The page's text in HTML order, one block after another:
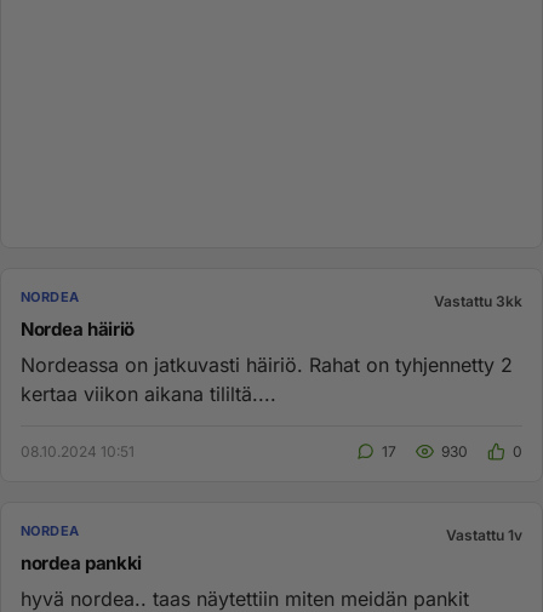
NORDEA Vastattu 3kk
Nordea häiriö
Nordeassa on jatkuvasti häiriö. Rahat on tyhjennetty 2
kertaa viikon aikana tililtä....
08.10.2024 10:51 17 930 0
NORDEA Vastattu 1v
nordea pankki
hyvä nordea.. taas näytettiin miten meidän pankit